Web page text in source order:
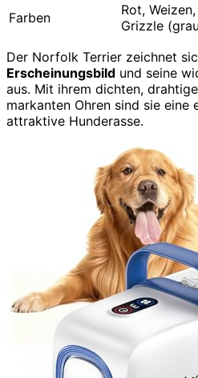
Farben
Rot,
Grizzle
Der Norfolk Terrier zeichnet
Erscheinungsbild und seine
aus. Mit ihrem dichten,
markanten Ohren sind sie eine
attraktive Hunderasse.